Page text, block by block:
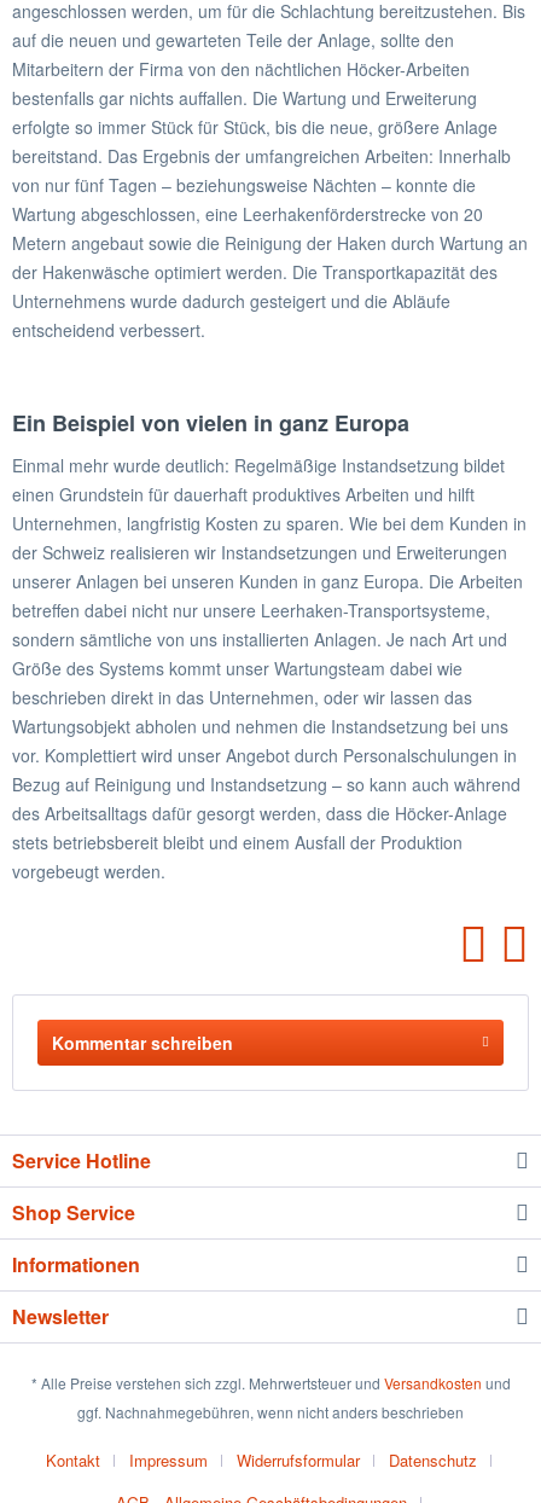
angeschlossen werden, um für die Schlachtung bereitzustehen. Bis
auf die neuen und gewarteten Teile der Anlage, sollte den
Mitarbeitern der Firma von den nächtlichen Höcker-Arbeiten
bestenfalls gar nichts auffallen. Die Wartung und Erweiterung
erfolgte so immer Stück für Stück, bis die neue, größere Anlage
bereitstand. Das Ergebnis der umfangreichen Arbeiten: Innerhalb
von nur fünf Tagen – beziehungsweise Nächten – konnte die
Wartung abgeschlossen, eine Leerhakenförderstrecke von 20
Metern angebaut sowie die Reinigung der Haken durch Wartung an
der Hakenwäsche optimiert werden. Die Transportkapazität des
Unternehmens wurde dadurch gesteigert und die Abläufe
entscheidend verbessert.
Ein Beispiel von vielen in ganz Europa
Einmal mehr wurde deutlich: Regelmäßige Instandsetzung bildet
einen Grundstein für dauerhaft produktives Arbeiten und hilft
Unternehmen, langfristig Kosten zu sparen. Wie bei dem Kunden in
der Schweiz realisieren wir Instandsetzungen und Erweiterungen
unserer Anlagen bei unseren Kunden in ganz Europa. Die Arbeiten
betreffen dabei nicht nur unsere Leerhaken-Transportsysteme,
sondern sämtliche von uns installierten Anlagen. Je nach Art und
Größe des Systems kommt unser Wartungsteam dabei wie
beschrieben direkt in das Unternehmen, oder wir lassen das
Wartungsobjekt abholen und nehmen die Instandsetzung bei uns
vor. Komplettiert wird unser Angebot durch Personalschulungen in
Bezug auf Reinigung und Instandsetzung – so kann auch während
des Arbeitsalltags dafür gesorgt werden, dass die Höcker-Anlage
stets betriebsbereit bleibt und einem Ausfall der Produktion
vorgebeugt werden.
Kommentar schreiben
Service Hotline
Shop Service
Informationen
Newsletter
* Alle Preise verstehen sich zzgl. Mehrwertsteuer und Versandkosten und
ggf. Nachnahmegebühren, wenn nicht anders beschrieben
Kontakt Impressum Widerrufsformular
Datenschutz